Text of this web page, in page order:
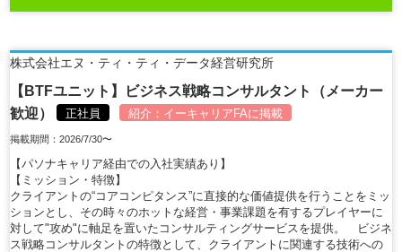
株式会社エヌ・ティ・ティ・データ経営研究所
【BTFユニット】ビジネス戦略コンサルタント（メーカー
歓迎）
正社員 紹介： イーキャリアFAに掲載
掲載期間：2026/7/30〜
【パソナキャリア経由での入社実績あり】
【ミッション・特徴】
クライアントの“コアコンピタンス”に直接的な価値提供を行うことをミッ
ションとし、その時々のホットな経営・事業課題を有するプレイヤーに
対して"攻め"に軸足を置いたコンサルティングサービスを提供。 ビジネ
ス戦略コンサルタントの特徴として、クライアントに関連する技術への